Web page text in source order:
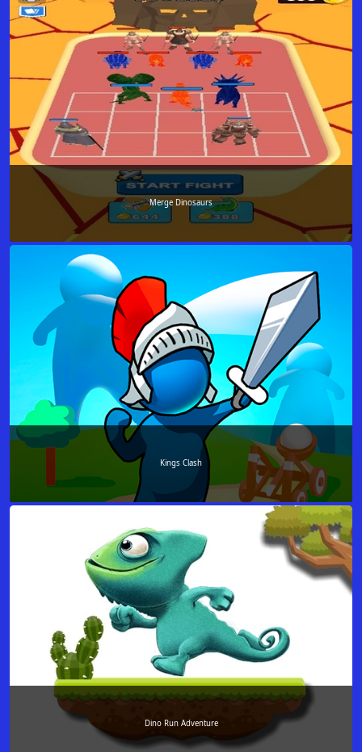
Merge Dinosaurs
Kings Clash
Dino Run Adventure